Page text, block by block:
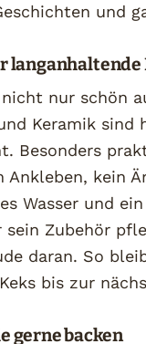
und
langanhaltende
nur schön
Keramik sind
Besonders
kein
Wasser und
sein Zubehör
daran. So
bis zur
gerne backen